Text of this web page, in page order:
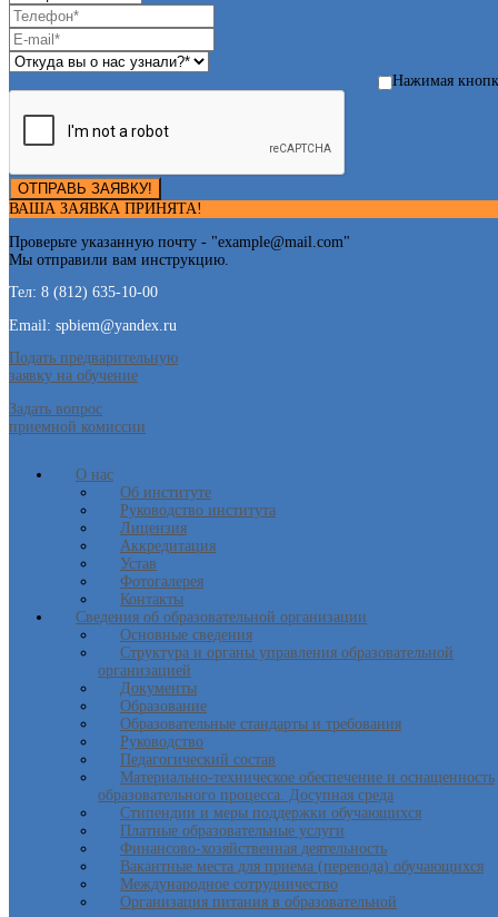
Нажимая
ОТПРАВЬ ЗАЯВКУ!
ВАША ЗАЯВКА ПРИНЯТА!
Проверьте указанную почту - "example@mail.com"
Мы отправили вам инструкцию.
Тел: 8 (812) 635-10-00
Email: spbiem@yandex.ru
Подать предварительную
заявку на обучение
Задать вопрос
приемной комиссии
О нас
Об институте
Руководство института
Лицензия
Аккредитация
Устав
Фотогалерея
Контакты
Сведения об образовательной организации
Основные сведения
Структура и органы управления образовательной
организацией
Документы
Образование
Образовательные стандарты и требования
Руководство
Педагогический состав
Материально-техническое обеспечение и оснащенность
образовательного процесса. Досупная среда
Стипендии и меры поддержки обучающихся
Платные образовательные услуги
Финансово-хозяйственная деятельность
Вакантные места для приема (перевода) обучающихся
Международное сотрудничество
Организация питания в образовательной